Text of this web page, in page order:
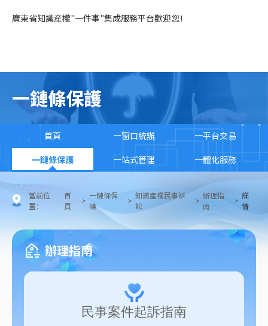
廣東省知識産權"一件事"集成服務平台歡迎您！
一鏈條保護
首頁 一窗口統辦
一平台交易
一鏈條保護
一站式管理 一體化服務
當前位
置：
首
頁
>
一鏈條保
護
>
知識産權民事訴
訟
>
辦理指
南
>
詳
情
辦理指南
民事案件起訴指南